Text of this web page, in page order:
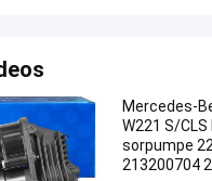
Mercedes-
W221 S/
sorpumpe
213200704